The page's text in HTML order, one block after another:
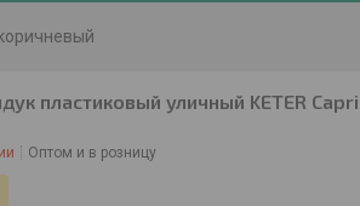
пластиковый уличный KETER
Оптом и в розницу